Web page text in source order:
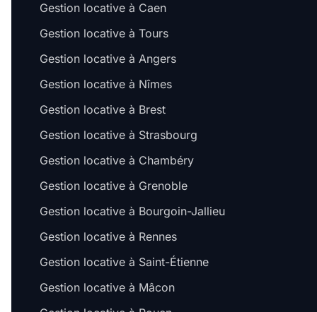
Gestion locative à Caen
Gestion locative à Tours
Gestion locative à Angers
Gestion locative à Nîmes
Gestion locative à Brest
Gestion locative à Strasbourg
Gestion locative à Chambéry
Gestion locative à Grenoble
Gestion locative à Bourgoin-Jallieu
Gestion locative à Rennes
Gestion locative à Saint-Étienne
Gestion locative à Mâcon